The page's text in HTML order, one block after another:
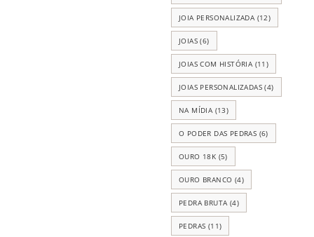
JOIA PERSONALIZADA (12)
JOIAS (6)
JOIAS COM HISTÓRIA (11)
JOIAS PERSONALIZADAS (4)
NA MÍDIA (13)
O PODER DAS PEDRAS (6)
OURO 18K (5)
OURO BRANCO (4)
PEDRA BRUTA (4)
PEDRAS (11)